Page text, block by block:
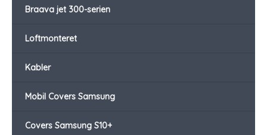
Braava jet 300-serien
Loftmonteret
Kabler
Mobil Covers Samsung
Covers Samsung S10+